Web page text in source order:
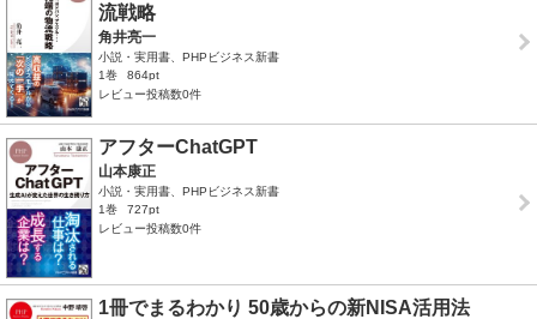
流戦略
角井亮一
小説・実用書、PHPビジネス新書
1巻
864pt
レビュー投稿数0件
アフターChatGPT
山本康正
小説・実用書、PHPビジネス新書
1巻
727pt
レビュー投稿数0件
1冊でまるわかり 50歳からの新NISA活用法